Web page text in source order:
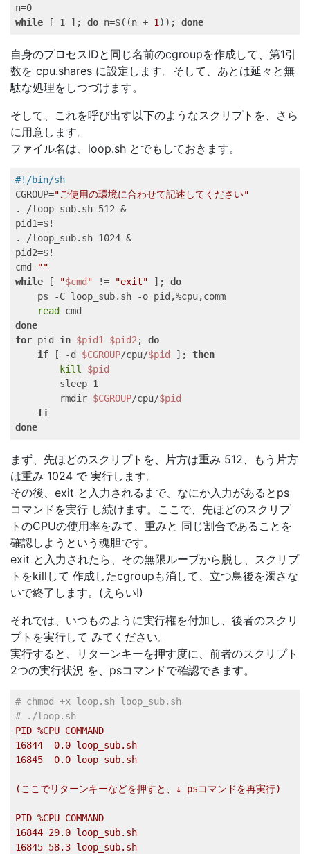
while [ 1 ]; do n=$((n + 1)); done
自身のプロセスIDと同じ名前のcgroupを作成して、第1引
数を cpu.shares に設定します。そして、あとは延々と無
駄な処理をしつづけます。
そして、これを呼び出す以下のようなスクリプトを、さら
に用意します。
ファイル名は、loop.sh とでもしておきます。
#!/bin/sh
CGROUP="ご使用の環境に合わせて記述してください"
. /loop_sub.sh 512 &
pid1=$!
. /loop_sub.sh 1024 &
pid2=$!
cmd=""
while [ "$cmd " != "exit" ]; do
    ps -C loop_sub.sh -o pid,%cpu,comm
read
done
for pid in $pid1 $pid2; do
if [ -d $CGROUP/cpu/$pid ]; then
kill
$pid
        sleep 1
        rmdir
$CGROUP/cpu/$pid
fi
done
まず、先ほどのスクリプトを、片方は重み 512、もう片方
は重み 1024 で 実行します。
その後、exit と入力されるまで、なにか入力があるとps
コマンドを実行 し続けます。ここで、先ほどのスクリプ
トのCPUの使用率をみて、重みと 同じ割合であることを
確認しようという魂胆です。
exit と入力されたら、その無限ループから脱し、スクリプ
トをkillして 作成したcgroupも消して、立つ鳥後を濁さな
いで終了します。(えらい!)
それでは、いつものように実行権を付加し、後者のスクリ
プトを実行して みてください。
実行すると、リターンキーを押す度に、前者のスクリプト
2つの実行状況 を、psコマンドで確認できます。
# chmod +x loop.sh loop_sub.sh
# ./loop.sh
PID %CPU COMMAND
16844
0.0 loop_sub.sh
16845
0.0 loop_sub.sh
(ここでリターンキーなどを押すと、↓ psコマンドを再実行)
PID %CPU COMMAND
16844 29.0 loop_sub.sh
16845 58.3 loop_sub.sh